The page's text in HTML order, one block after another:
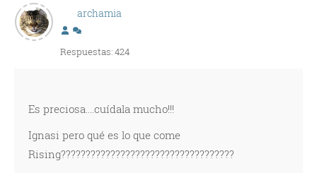
archamia
Respuestas: 424
Es preciosa....cuídala mucho!!!
Ignasi pero qué es lo que come
Rising???????????????????????????????????